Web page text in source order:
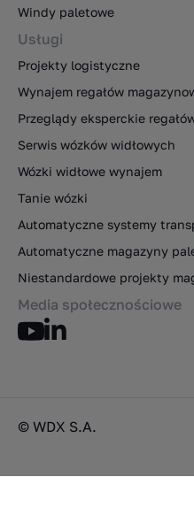
Windy paletowe
Usługi
Projekty logistyczne
Wynajem regałów
Przeglądy eksperckie
Serwis wózków widłowych
Wózki widłowe wynajem
Tanie wózki
Automatyczne systemy
Automatyczne magazyny
Niestandardowe projekty
Media społecznościowe
© WDX S.A.